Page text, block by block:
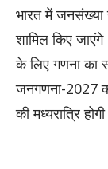
भारत में जनसंख्या
शामिल किए
के लिए गणना का
जनगणना-2027
की मध्यरात्रि